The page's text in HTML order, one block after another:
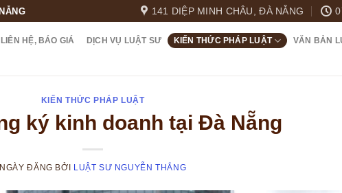
141 DIỆP MINH CHÂU, ĐÀ NẴNG
LIÊN HỆ, BÁO GIÁ DỊCH VỤ LUẬT SƯ KIẾN THỨC PHÁP LUẬT VĂN BẢN
KIẾN THỨC PHÁP LUẬT
ký kinh doanh tại Đà Nẵng
NGÀY ĐĂNG BỞI LUẬT SƯ NGUYỄN THẮNG